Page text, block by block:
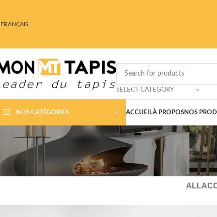
FRANÇAIS
SELECT CATEGORY
NOS CATÉGORIES ACCUEILÀ PROPOSNOS
ALL